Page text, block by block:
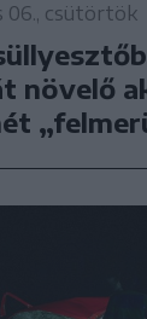
06., csütörtök
növelő